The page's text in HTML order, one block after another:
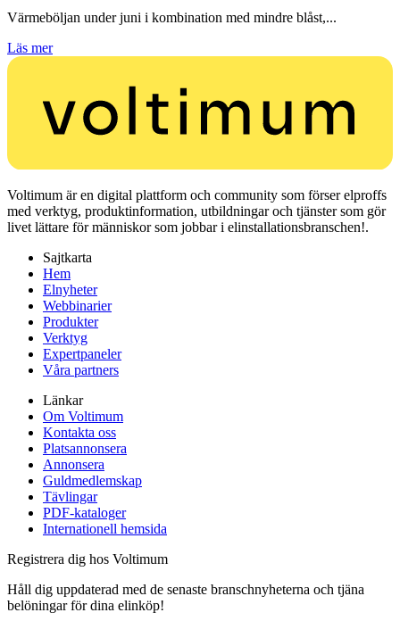
Värmeböljan under juni i kombination med mindre blåst,...
Läs mer
Voltimum är en digital plattform och community som förser elproffs
med verktyg, produktinformation, utbildningar och tjänster som gör
livet lättare för människor som jobbar i elinstallationsbranschen!.
Sajtkarta
Hem
Elnyheter
Webbinarier
Produkter
Verktyg
Expertpaneler
Våra partners
Länkar
Om Voltimum
Kontakta oss
Platsannonsera
Annonsera
Guldmedlemskap
Tävlingar
PDF-kataloger
Internationell hemsida
Registrera dig hos Voltimum
Håll dig uppdaterad med de senaste branschnyheterna och tjäna
belöningar för dina elinköp!